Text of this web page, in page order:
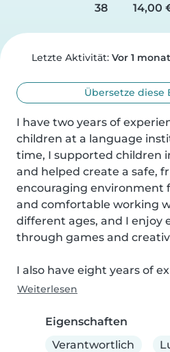
38
14,00
Letzte Aktivität: Vor 1 monat
Übersetze diese
I have two years of
children at a language
time, I supported children
and helped create a safe,
encouraging environment
and comfortable working
different ages, and I enjoy
through games and
I also have eight years of
Weiterlesen
Eigenschaften
Verantwortlich